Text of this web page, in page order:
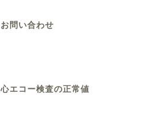
お問い合わせ
心エコー検査の正常値